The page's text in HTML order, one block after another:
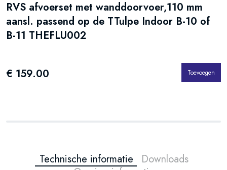
RVS afvoerset met wanddoorvoer,110 mm
aansl. passend op de TTulpe Indoor B-10 of
B-11 THEFLU002
€ 159.00 Toevoegen
Technische informatie
Downloads